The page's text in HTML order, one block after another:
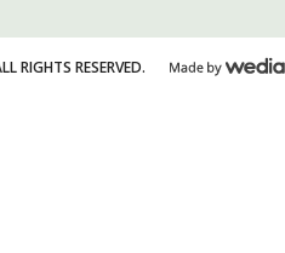
RIGHTS RESERVED.